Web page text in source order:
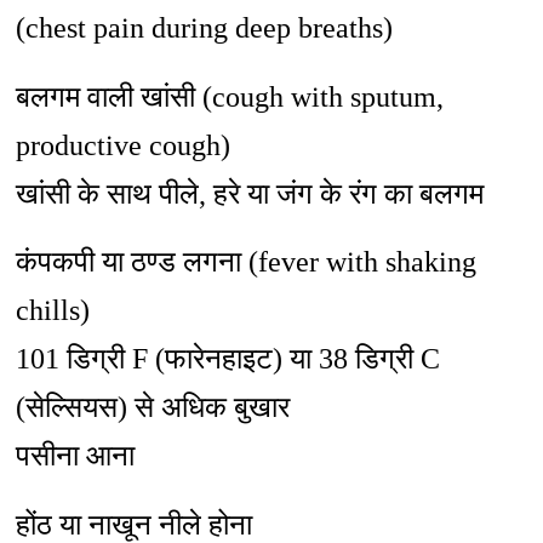
(chest pain during deep breaths)
बलगम वाली खांसी (cough with sputum,
productive cough)
खांसी के साथ पीले, हरे या जंग के रंग का बलगम
कंपकपी या ठण्ड लगना (fever with shaking
chills)
101 डिग्री F (फारेनहाइट) या 38 डिग्री C
(सेल्सियस) से अधिक बुखार
पसीना आना
होंठ या नाखून नीले होना